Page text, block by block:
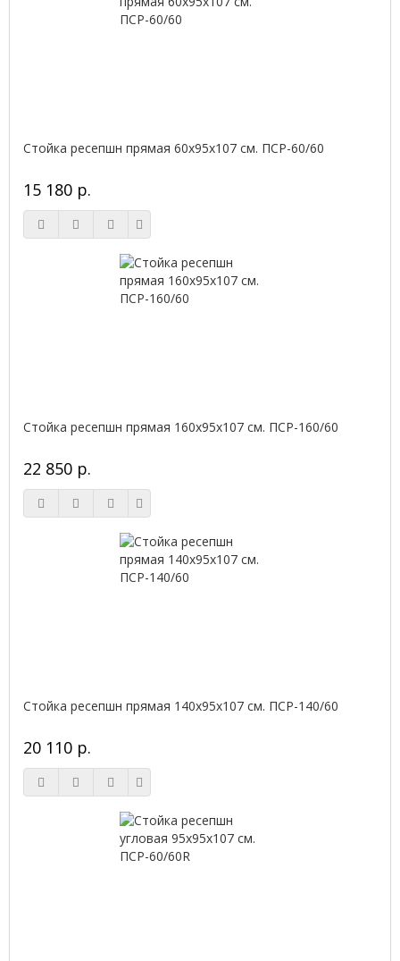
Стойка ресепшн прямая 60х95х107 см. ПСР-60/60
15 180 р.
Стойка ресепшн прямая 160х95х107 см. ПСР-160/60
22 850 р.
Стойка ресепшн прямая 140х95х107 см. ПСР-140/60
20 110 р.